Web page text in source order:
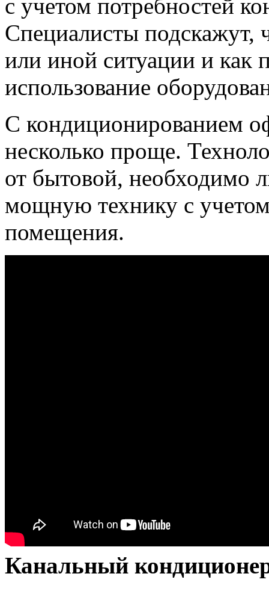
с учетом потребностей
Специалисты подскажут,
или иной ситуации и как
использование
С кондиционированием
несколько проще.
от бытовой, необходимо
мощную технику с
помещения.
Канальный